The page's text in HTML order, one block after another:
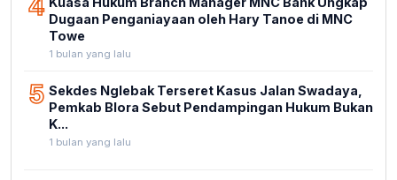
4 Dugaan Penganiayaan oleh Hary Tanoe di MNC
Towe
1 bulan yang lalu
5 Sekdes Nglebak Terseret Kasus Jalan Swadaya,
Pemkab Blora Sebut Pendampingan Hukum Bukan
K...
1 bulan yang lalu